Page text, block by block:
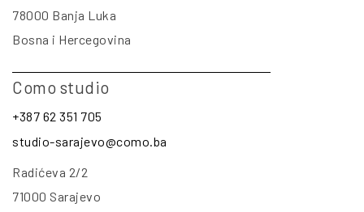
78000 Banja Luka
Bosna i Hercegovina
Como studio
+387 62 351 705
studio-sarajevo@como.ba
Radićeva 2/2
71000 Sarajevo